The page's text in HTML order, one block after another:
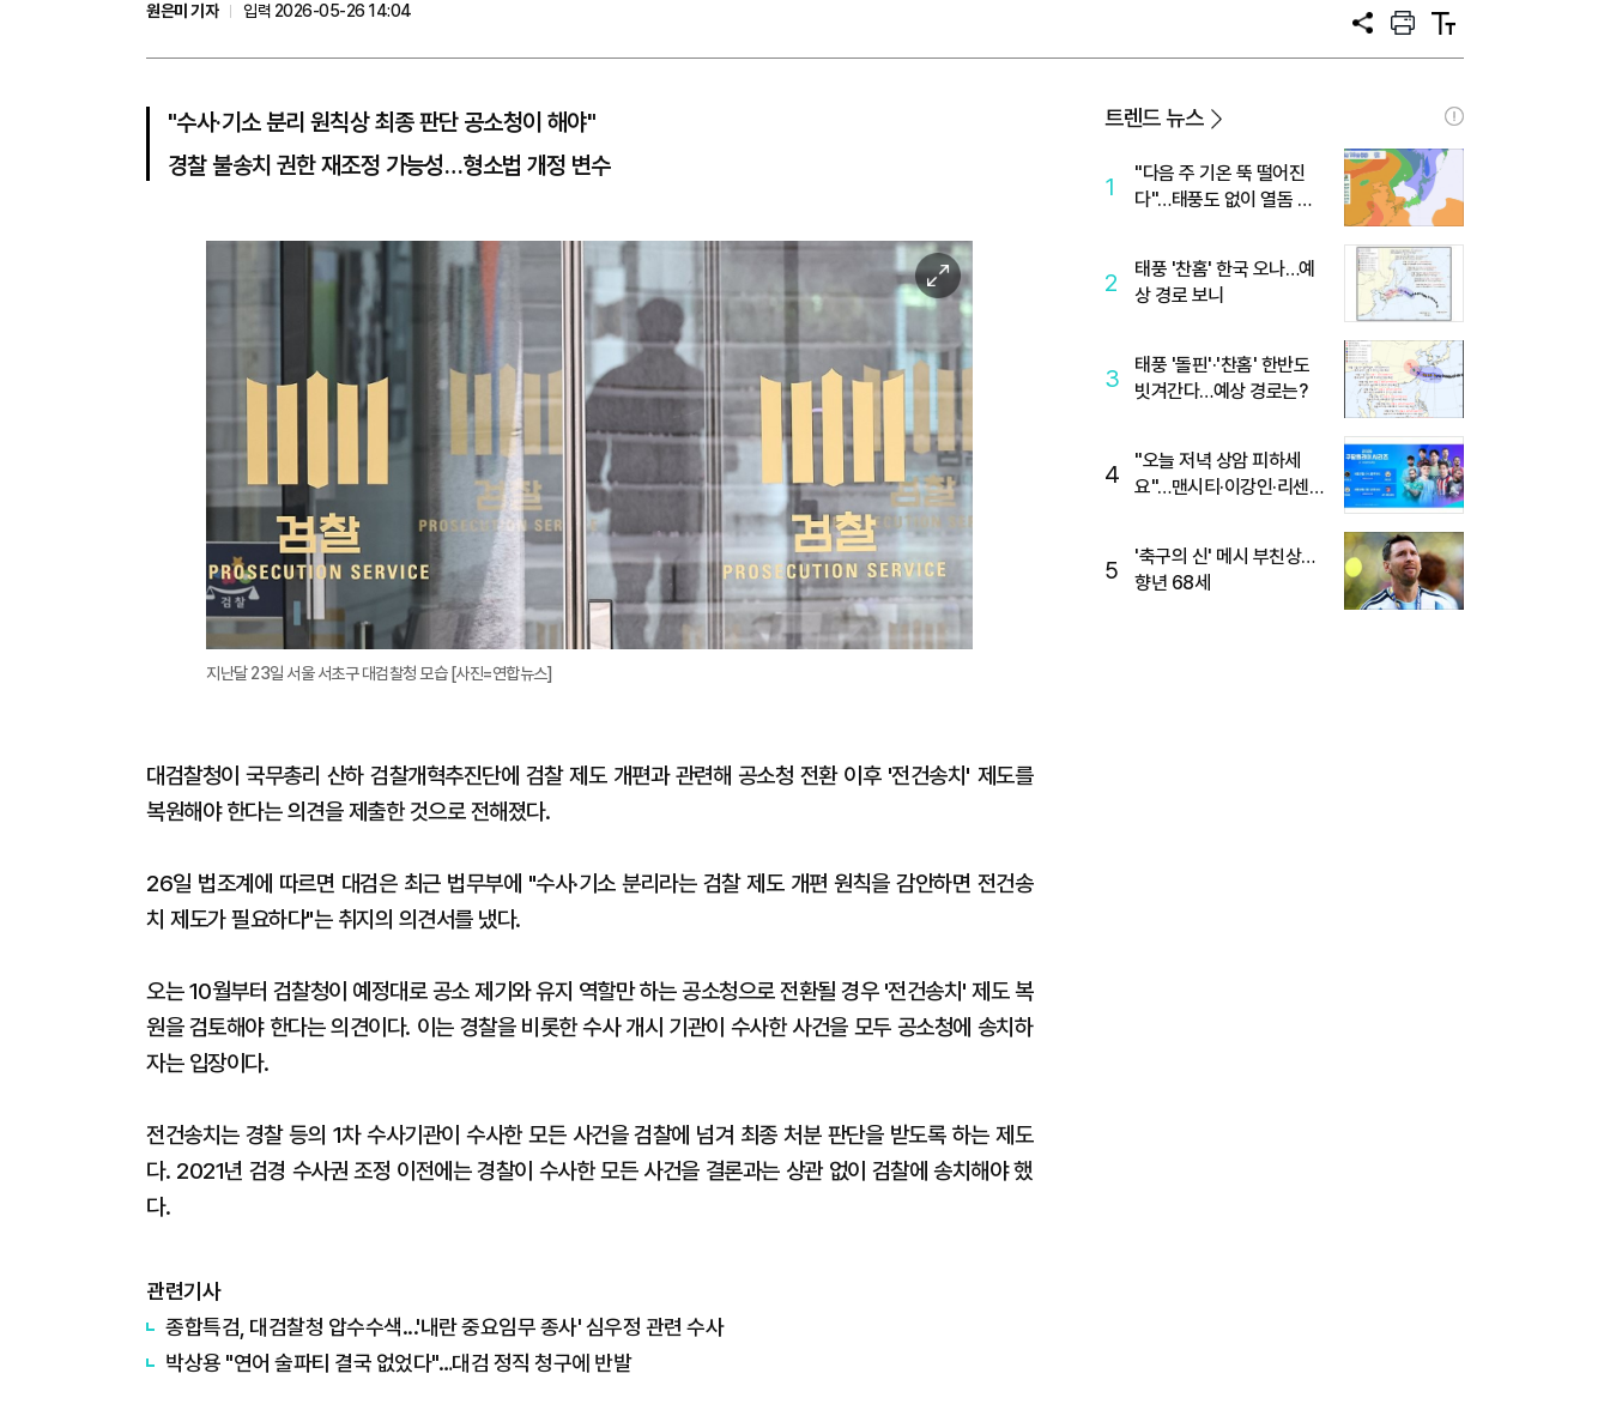
원은미 기자
입력 2026-05-26 14:04
공
프
트
텍
트
"수사·기소 분리 원칙상 최종 판단 공소청이 해야"
경찰 불송치 권한 재조정 가능성…형소법 개정 변수
이
미
지난달 23일 서울 서초구 대검찰청 모습 [사진=연합뉴스]
대검찰청이 국무총리 산하 검찰개혁추진단에 검찰 제도 개편과 관련해 공소청 전환 이후 '전건송치' 제도를
복원해야 한다는 의견을 제출한 것으로 전해졌다.
26일 법조계에 따르면 대검은 최근 법무부에 "수사·기소 분리라는 검찰 제도 개편 원칙을 감안하면 전건송
치 제도가 필요하다"는 취지의 의견서를 냈다.
오는 10월부터 검찰청이 예정대로 공소 제기와 유지 역할만 하는 공소청으로 전환될 경우 '전건송치' 제도 복
원을 검토해야 한다는 의견이다. 이는 경찰을 비롯한 수사 개시 기관이 수사한 사건을 모두 공소청에 송치하
자는 입장이다.
전건송치는 경찰 등의 1차 수사기관이 수사한 모든 사건을 검찰에 넘겨 최종 처분 판단을 받도록 하는 제도
다. 2021년 검경 수사권 조정 이전에는 경찰이 수사한 모든 사건을 결론과는 상관 없이 검찰에 송치해야 했
다.
관련기사
종합특검, 대검찰청 압수수색...'내란 중요임무 종사' 심우정 관련 수사
박상용 "연어 술파티 결국 없었다"…대검 정직 청구에 반발
트렌드 뉴스
1
"다음 주 기온 뚝 떨어진
다"…태풍도 없이 열돔 박
2
태풍 '찬홈' 한국 오나…예
상 경로 보니
3
태풍 '돌핀'·'찬홈' 한반도
빗겨간다…예상 경로는?
4
"오늘 저녁 상암 피하세
요"…맨시티·이강인·리센느
5
'축구의 신' 메시 부친상…
향년 68세